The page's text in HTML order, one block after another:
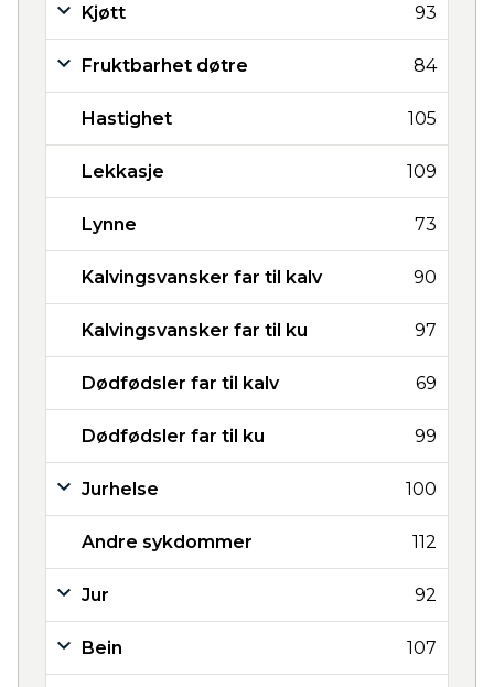
Kjøtt 93
Fruktbarhet døtre 84
Hastighet 105
Lekkasje 109
Lynne 73
Kalvingsvansker far til kalv 90
Kalvingsvansker far til ku 97
Dødfødsler far til kalv 69
Dødfødsler far til ku 99
Jurhelse 100
Andre sykdommer 112
Jur 92
Bein 107